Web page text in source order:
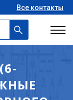
Все контакты